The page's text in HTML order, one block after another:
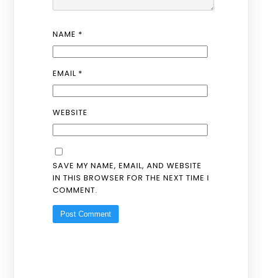
NAME *
EMAIL *
WEBSITE
SAVE MY NAME, EMAIL, AND WEBSITE
IN THIS BROWSER FOR THE NEXT TIME I
COMMENT.